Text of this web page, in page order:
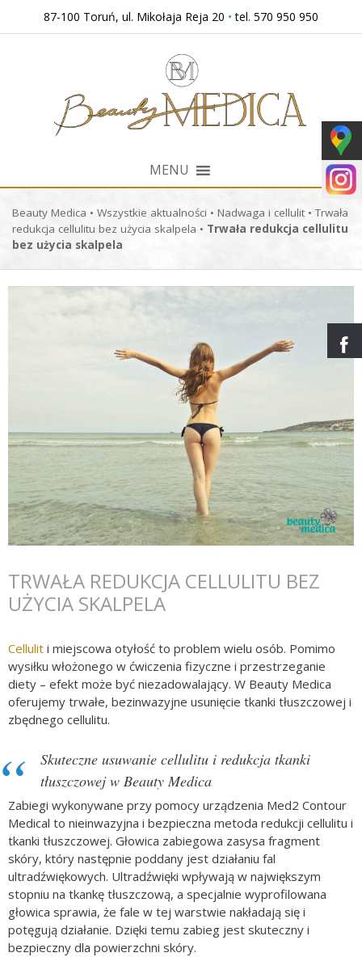
87-100 Toruń, ul. Mikołaja Reja 20 • tel. 570 950 950
MENU
Beauty Medica • Wszystkie aktualności • Nadwaga i cellulit •Trwała
redukcja cellulitu bez użycia skalpela • Trwała redukcja cellulitu
bez użycia skalpela
TRWAŁA REDUKCJA CELLULITU BEZ
UŻYCIA SKALPELA
Cellulit i miejscowa otyłość to problem wielu osób. Pomimo
wysiłku włożonego w ćwiczenia fizyczne i przestrzeganie
diety – efekt może być niezadowalający. W Beauty Medica
oferujemy trwałe, bezinwazyjne usunięcie tkanki tłuszczowej i
zbędnego cellulitu.
Skuteczne usuwanie cellulitu i redukcja tkanki
tłuszczowej w Beauty Medica
Zabiegi wykonywane przy pomocy urządzenia Med2 Contour
Medical to nieinwazyjna i bezpieczna metoda redukcji cellulitu i
tkanki tłuszczowej. Głowica zabiegowa zasysa fragment
skóry, który następnie poddany jest działaniu fal
ultradźwiękowych. Ultradźwięki wpływają w największym
stopniu na tkankę tłuszczową, a specjalnie wyprofilowana
głowica sprawia, że fale w tej warstwie nakładają się i
potęgują działanie. Dzięki temu zabieg jest skuteczny i
bezpieczny dla powierzchni skóry.